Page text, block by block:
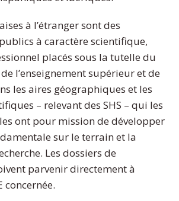
à l’étranger sont des
à caractère scientifique,
placés sous la tutelle du
l’enseignement supérieur et de
les aires géographiques et les
– relevant des SHS – qui les
ont pour mission de développer
sur le terrain et la
Les dossiers de
parvenir directement à
concernée.